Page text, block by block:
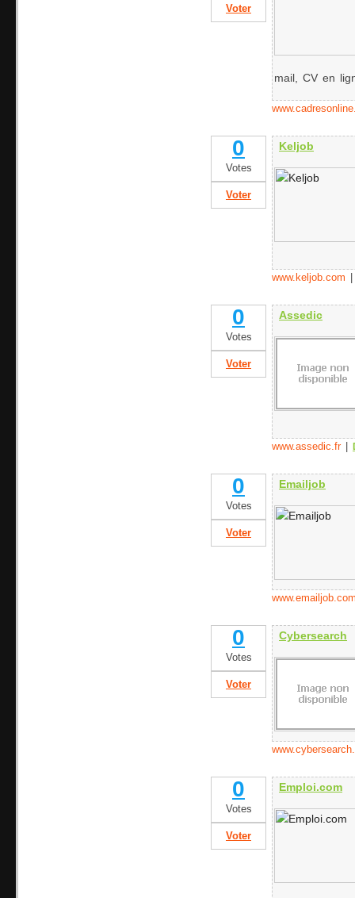
Voter
mail, CV en
0
Votes
Voter
Keljob
www.keljob.com
0
Votes
Voter
Assedic
www.assedic.fr|
0
Votes
Voter
Emailjob
0
Votes
Voter
Cybersearch
0
Votes
Voter
Emploi.com